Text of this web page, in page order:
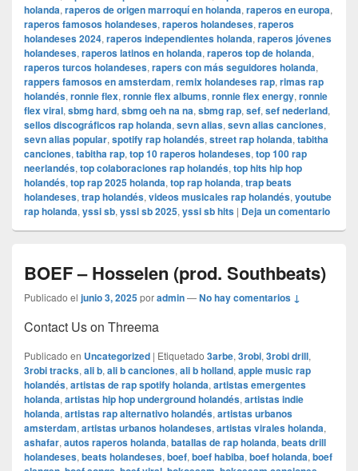
holanda, raperos de origen marroquí en holanda, raperos en europa,
raperos famosos holandeses, raperos holandeses, raperos
holandeses 2024, raperos independientes holanda, raperos jóvenes
holandeses, raperos latinos en holanda, raperos top de holanda,
raperos turcos holandeses, rapers con más seguidores holanda,
rappers famosos en amsterdam, remix holandeses rap, rimas rap
holandés, ronnie flex, ronnie flex albums, ronnie flex energy, ronnie
flex viral, sbmg hard, sbmg oeh na na, sbmg rap, sef, sef nederland,
sellos discográficos rap holanda, sevn alias, sevn alias canciones,
sevn alias popular, spotify rap holandés, street rap holanda, tabitha
canciones, tabitha rap, top 10 raperos holandeses, top 100 rap
neerlandés, top colaboraciones rap holandés, top hits hip hop
holandés, top rap 2025 holanda, top rap holanda, trap beats
holandeses, trap holandés, videos musicales rap holandés, youtube
rap holanda, yssi sb, yssi sb 2025, yssi sb hits | Deja un comentario
BOEF – Hosselen (prod. Southbeats)
Publicado el junio 3, 2025poradmin—No hay comentarios ↓
Contact Us on Threema
Publicado en Uncategorized | Etiquetado 3arbe, 3robi, 3robi drill,
3robi tracks, ali b, ali b canciones, ali b holland, apple music rap
holandés, artistas de rap spotify holanda, artistas emergentes
holanda, artistas hip hop underground holandés, artistas indie
holanda, artistas rap alternativo holandés, artistas urbanos
amsterdam, artistas urbanos holandeses, artistas virales holanda,
ashafar, autos raperos holanda, batallas de rap holanda, beats drill
holandeses, beats holandeses, boef, boef habiba, boef holanda, boef